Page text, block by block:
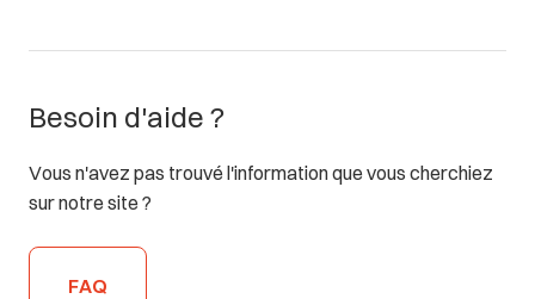
Besoin d'aide ?
Vous n'avez pas trouvé l'information que vous cherchiez
sur notre site ?
FAQ